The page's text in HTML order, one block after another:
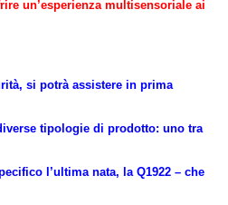
un’esperienza multisensoriale ai
si potrà assistere in prima
tipologie di prodotto: uno tra
l’ultima nata, la Q1922 – che